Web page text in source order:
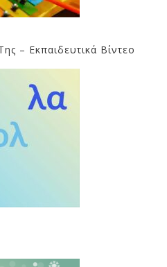
– Εκπαιδευτικά Βίντεο